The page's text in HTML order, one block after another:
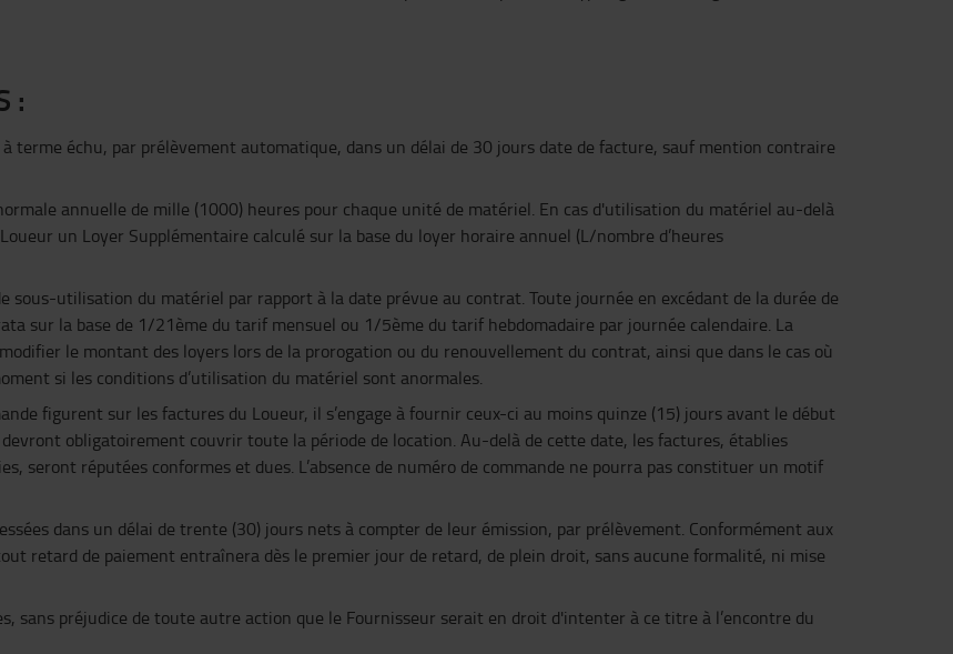
:
terme échu, par prélèvement automatique, dans un délai de 30 jours date de facture, sauf mention contraire
annuelle de mille (1000) heures pour chaque unité de matériel. En cas d'utilisation du matériel au-delà
un Loyer Supplémentaire calculé sur la base du loyer horaire annuel (L/nombre d’heures
sous-utilisation du matériel par rapport à la date prévue au contrat. Toute journée en excédant de la durée de
sur la base de 1/21ème du tarif mensuel ou 1/5ème du tarif hebdomadaire par journée calendaire. La
le montant des loyers lors de la prorogation ou du renouvellement du contrat, ainsi que dans le cas où
si les conditions d’utilisation du matériel sont anormales.
figurent sur les factures du Loueur, il s’engage à fournir ceux-ci au moins quinze (15) jours avant le début
obligatoirement couvrir toute la période de location. Au-delà de cette date, les factures, établies
seront réputées conformes et dues. L’absence de numéro de commande ne pourra pas constituer un motif
dans un délai de trente (30) jours nets à compter de leur émission, par prélèvement. Conformément aux
retard de paiement entraînera dès le premier jour de retard, de plein droit, sans aucune formalité, ni mise
sans préjudice de toute autre action que le Fournisseur serait en droit d'intenter à ce titre à l’encontre du